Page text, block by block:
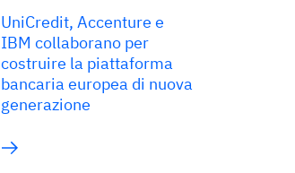
UniCredit, Accenture e
IBM collaborano per
costruire la piattaforma
bancaria europea di nuova
generazione